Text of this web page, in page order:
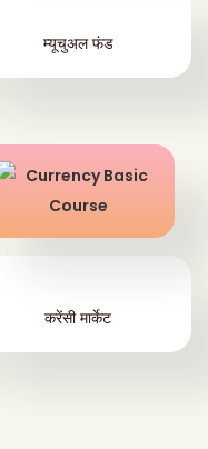
म्यूचुअल फंड
करेंसी मार्केट